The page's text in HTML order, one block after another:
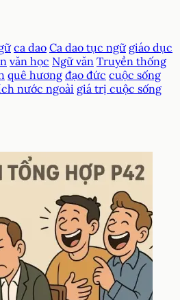
ca dao Ca dao tục ngữ giáo dục
văn học Ngữ văn Truyền thống
quê hương đạo đức cuộc sống
nước ngoài giá trị cuộc sống